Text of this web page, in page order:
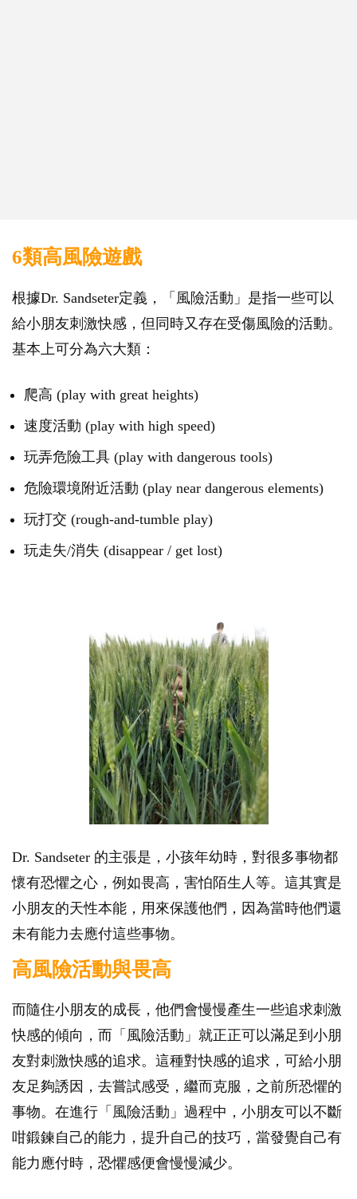
6類高風險遊戲
根據Dr. Sandseter定義，「風險活動」是指一些可以
給小朋友刺激快感，但同時又存在受傷風險的活動。
基本上可分為六大類：
爬高 (play with great heights)
速度活動 (play with high speed)
玩弄危險工具 (play with dangerous tools)
危險環境附近活動 (play near dangerous elements)
玩打交 (rough-and-tumble play)
玩走失/消失 (disappear / get lost)
Dr. Sandseter 的主張是，小孩年幼時，對很多事物都
懷有恐懼之心，例如畏高，害怕陌生人等。這其實是
小朋友的天性本能，用來保護他們，因為當時他們還
未有能力去應付這些事物。
高風險活動與畏高
而隨住小朋友的成長，他們會慢慢產生一些追求刺激
快感的傾向，而「風險活動」就正正可以滿足到小朋
友對刺激快感的追求。這種對快感的追求，可給小朋
友足夠誘因，去嘗試感受，繼而克服，之前所恐懼的
事物。在進行「風險活動」過程中，小朋友可以不斷
咁鍛鍊自己的能力，提升自己的技巧，當發覺自己有
能力應付時，恐懼感便會慢慢減少。